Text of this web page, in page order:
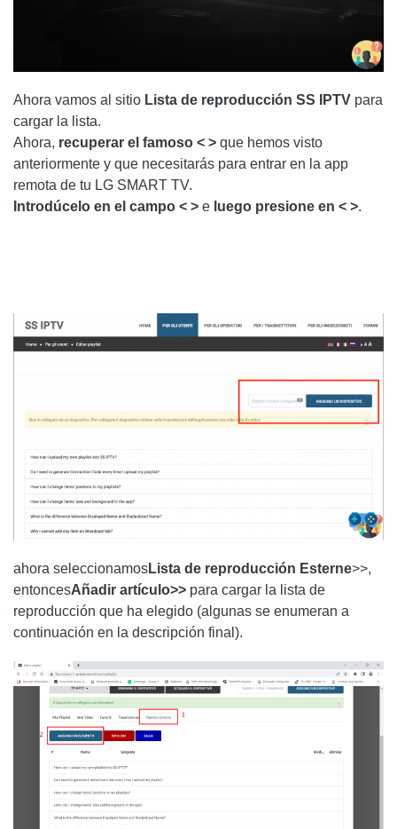
Ahora vamos al sitio Lista de reproducción SS IPTV para
cargar la lista.
Ahora, recuperar el famoso < > que hemos visto
anteriormente y que necesitarás para entrar en la app
remota de tu LG SMART TV.
Introdúcelo en el campo < > e luego presione en < >.
ahora seleccionamosLista de reproducción Esterne>>,
entoncesAñadir artículo>> para cargar la lista de
reproducción que ha elegido (algunas se enumeran a
continuación en la descripción final).